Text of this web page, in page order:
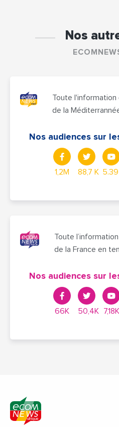
Nos
Toute
de la
Nos audiences sur
1,2M 88,7 K
Toute
de la France en
Nos audiences sur
66K 50,4K 7,18K